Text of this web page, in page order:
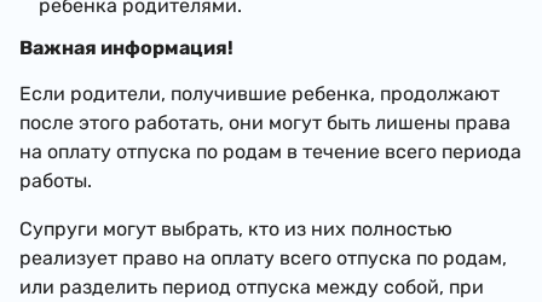
ребенка родителями.
Важная информация!
Если родители, получившие ребенка, продолжают
после этого работать, они могут быть лишены права
на оплату отпуска по родам в течение всего периода
работы.
Супруги могут выбрать, кто из них полностью
реализует право на оплату всего отпуска по родам,
или разделить период отпуска между собой, при